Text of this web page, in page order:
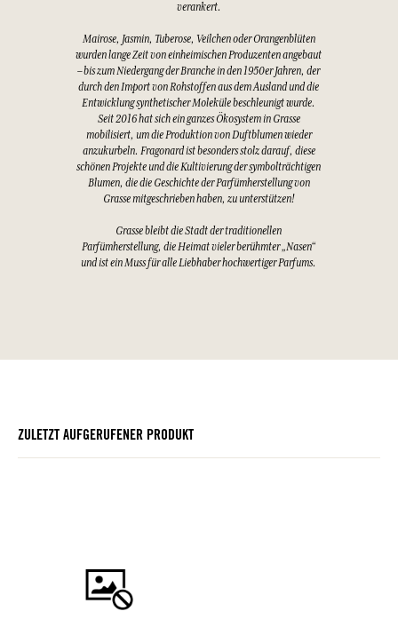
verankert.
Mairose, Jasmin, Tuberose, Veilchen oder Orangenblüten
wurden lange Zeit von einheimischen Produzenten angebaut
– bis zum Niedergang der Branche in den 1950er Jahren, der
durch den Import von Rohstoffen aus dem Ausland und die
Entwicklung synthetischer Moleküle beschleunigt wurde.
Seit 2016 hat sich ein ganzes Ökosystem in Grasse
mobilisiert, um die Produktion von Duftblumen wieder
anzukurbeln. Fragonard ist besonders stolz darauf, diese
schönen Projekte und die Kultivierung der symbolträchtigen
Blumen, die die Geschichte der Parfümherstellung von
Grasse mitgeschrieben haben, zu unterstützen!
Grasse bleibt die Stadt der traditionellen
Parfümherstellung, die Heimat vieler berühmter „Nasen“
und ist ein Muss für alle Liebhaber hochwertiger Parfums.
ZULETZT AUFGERUFENER PRODUKT